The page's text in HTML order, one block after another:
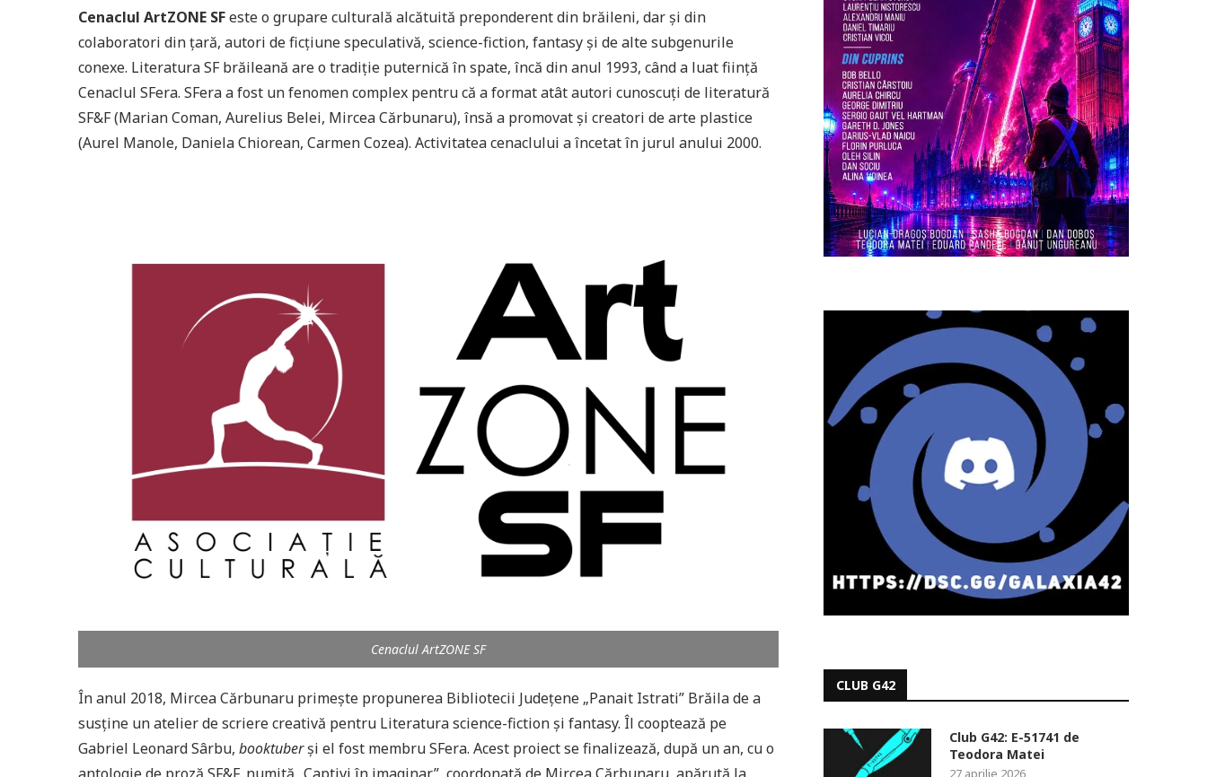
Cenaclul ArtZONE SFeste o grupare culturală alcătuită preponderent din brăileni, dar şi din
colaboratori din ţară, autori de ficţiune speculativă, science-fiction, fantasy şi de alte subgenurile
conexe. Literatura SF brăileană are o tradiţie puternică în spate, încă din anul 1993, când a luat fiinţă
Cenaclul SFera. SFera a fost un fenomen complex pentru că a format atât autori cunoscuţi de literatură
SF&F (Marian Coman, Aurelius Belei, Mircea Cărbunaru), însă a promovat şi creatori de arte plastice
(Aurel Manole, Daniela Chiorean, Carmen Cozea). Activitatea cenaclului a încetat în jurul anului 2000.
Cenaclul ArtZONE SF
În anul 2018, Mircea Cărbunaru primeşte propunerea Bibliotecii Judeţene „Panait Istrati” Brăila de a
susţine un atelier de scriere creativă pentru Literatura science-fiction şi fantasy. Îl cooptează pe
Gabriel Leonard Sârbu, booktuberşi el fost membru SFera. Acest proiect se finalizează, după un an, cu o
antologie de proză SF&F, numită „Captivi în imaginar”, coordonată de Mircea Cărbunaru, apărută la
CLUB G42
Club G42: E-51741 de
Teodora Matei
27 aprilie 2026